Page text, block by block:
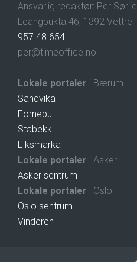
Ansvarlig redaktør: Per Sørlie
Leangbukta 46, 1392 Vettre
957 48 654
per@timeoffice.no
Lokale portaler i Bærum
Sandvika
Fornebu
Stabekk
Eiksmarka
Lokale portaler i Asker
Asker sentrum
Lokale portaler i Oslo
Oslo sentrum
Vinderen